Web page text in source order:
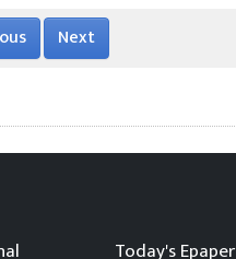
Next
Today's Epaper